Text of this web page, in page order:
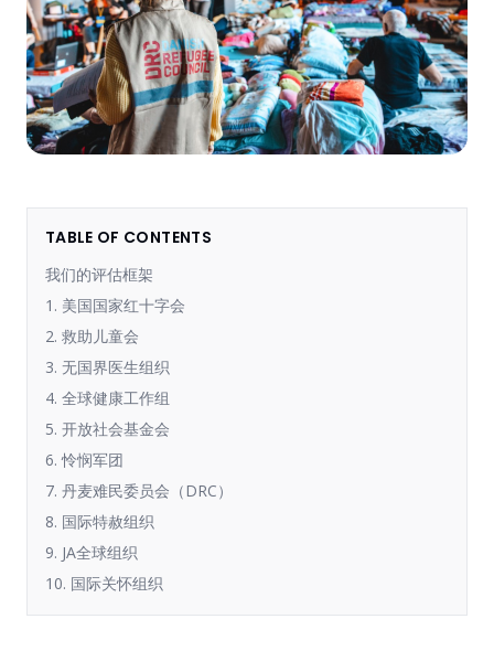
TABLE OF CONTENTS
我们的评估框架
1. 美国国家红十字会
2. 救助儿童会
3. 无国界医生组织
4. 全球健康工作组
5. 开放社会基金会
6. 怜悯军团
7. 丹麦难民委员会（DRC）
8. 国际特赦组织
9. JA全球组织
10. 国际关怀组织